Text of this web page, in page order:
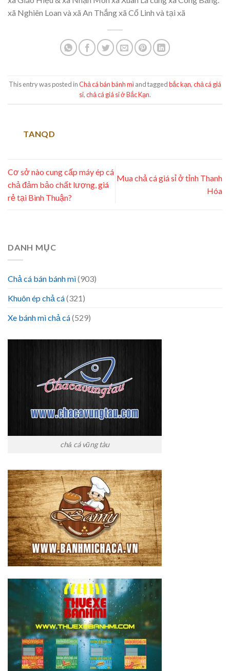
xã Nghiên Loan và xã An Thắng xã Cổ Linh và tại xã
This entry was posted inChả cá bán bánh mì and taggedbắc kạn,chả cá giá
sỉ,chả cá giá sỉ ở Bắc Kạn.
TANQD
Cơ sở nào cung cấp máy ép cá
chả đảm bảo chất lượng, giá
rẻ tại Bình Thuận?
Mua chả cá giá sỉ ở tỉnh Thanh
Hóa
DANH MỤC
Chả cá bán bánh mì(903)
Khuôn ép chả cá(321)
Xe bánh mì chả cá(529)
chả cá vũng tàu